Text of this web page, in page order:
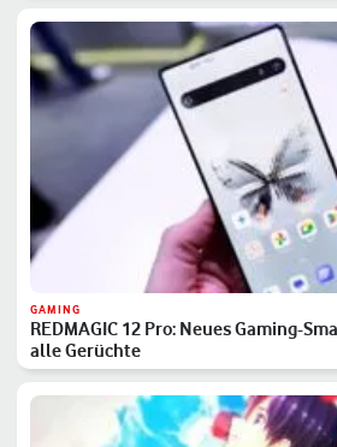
GAMING
REDMAGIC 12 Pro: Neues Gaming-
alle Gerüchte